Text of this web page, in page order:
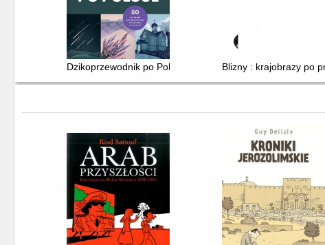
Dzikoprzewodnik po Polsce : 50 wypraw dla wielbicieli
Blizny : krajobrazy po